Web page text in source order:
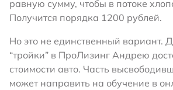
равную сумму, чтобы в потоке
Получится порядка 1200 рублей.
Но это не единственный вариант.
“тройки” в ПроЛизинг Андрею
стоимости авто. Часть
может направить на обучение в